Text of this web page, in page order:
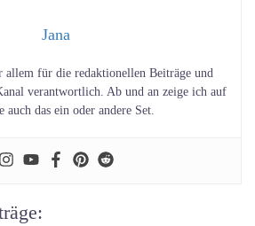
Jana
allem für die redaktionellen Beiträge und
verantwortlich. Ab und an zeige ich auf
auch das ein oder andere Set.